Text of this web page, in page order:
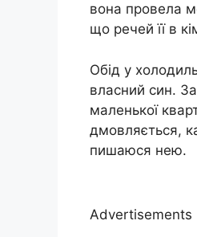
вона провела
що речей її в
Обід у
власний син.
маленької
дмовляється,
пишаюся нею.
Advertisements